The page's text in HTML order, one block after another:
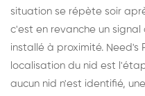
situation se répète soir
c'est en revanche un
installé à proximité. Need's
localisation du nid est
aucun nid n'est identifié, une